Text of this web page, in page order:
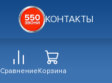
КОНТАКТЫ
СравнениеКорзина